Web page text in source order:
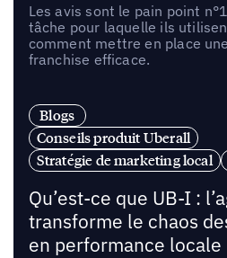
Les avis sont le pain point
tâche pour laquelle ils
comment mettre en place
franchise efficace.
Blogs
Conseils produit Uberall
Stratégie de marketing local
Qu’est-ce que UB-I :
transforme le chaos
en performance locale